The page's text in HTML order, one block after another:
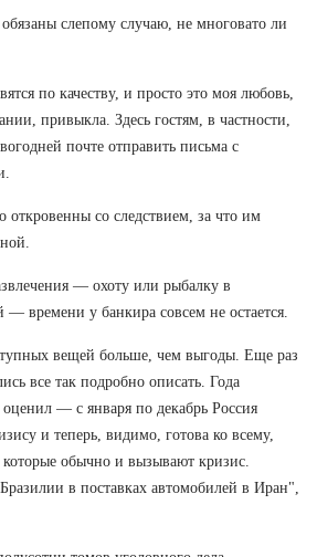
слепому случаю, не многовато ли
по качеству, и просто это моя любовь,
привыкла. Здесь гостям, в частности,
почте отправить письма с
откровенны со следствием, за что им
— охоту или рыбалку в
— времени у банкира совсем не остается.
вещей больше, чем выгоды. Еще раз
все так подробно описать. Года
оценил — с января по декабрь Россия
и теперь, видимо, готова ко всему,
обычно и вызывают кризис.
в поставках автомобилей в Иран",